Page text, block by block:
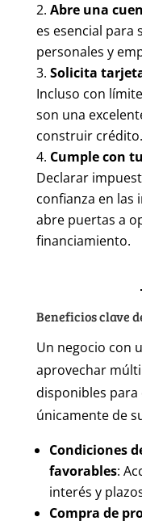
Abre una
es esencial para
personales y
Solicita
Incluso con
son una
construir crédito.
Cumple con
Declarar
confianza en las
abre puertas a
financiamiento.
Beneficios clave
Un negocio con
aprovechar
disponibles
únicamente de
Condiciones
favorables:
interés y
Compra de